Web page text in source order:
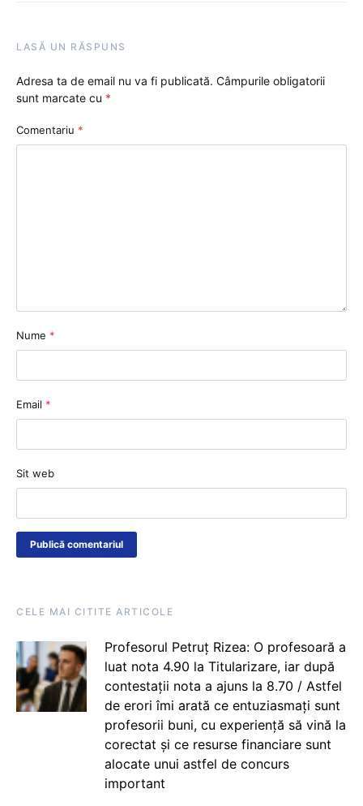
LASĂ UN RĂSPUNS
Adresa ta de email nu va fi publicată. Câmpurile obligatorii
sunt marcate cu *
Comentariu *
Nume *
Email *
Sit web
CELE MAI CITITE ARTICOLE
Profesorul Petruț Rizea: O profesoară a
luat nota 4.90 la Titularizare, iar după
contestații nota a ajuns la 8.70 / Astfel
de erori îmi arată ce entuziasmați sunt
profesorii buni, cu experiență să vină la
corectat și ce resurse financiare sunt
alocate unui astfel de concurs
important